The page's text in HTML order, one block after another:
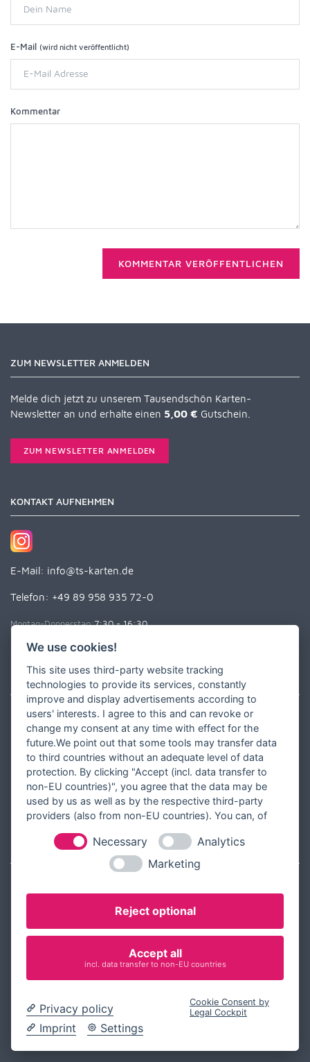
E-Mail (wird nicht veröffentlicht)
Kommentar
KOMMENTAR VERÖFFENTLICHEN
ZUM NEWSLETTER ANMELDEN
Melde dich jetzt zu unserem Tausendschön Karten-
Newsletter an und erhalte einen 5,00 € Gutschein.
ZUM NEWSLETTER ANMELDEN
KONTAKT AUFNEHMEN
E-Mail: info@ts-karten.de
Telefon: +49 89 958 935 72-0
Montag-Donnerstag:7:30 - 16:30
UNSER SORTIMENT
Hochzeit & Events
Einladungskarten
Dankeskarten
Weihnachtskarten
Deko und Geschenke
INFORMATIONEN
Versandinformationen
Designer werden
Blog
We use cookies!
This site uses third-party website tracking
technologies to provide its services, constantly
improve and display advertisements according to
users' interests. I agree to this and can revoke or
change my consent at any time with effect for the
future.We point out that some tools may transfer data
to third countries without an adequate level of data
protection. By clicking "Accept (incl. data transfer to
non-EU countries)", you agree that the data may be
used by us as well as by the respective third-party
providers (also from non-EU countries). You can, of
Necessary
Analytics
Marketing
Reject optional
Accept all
incl. data transfer to non-EU countries
Privacy policy
Imprint
Settings
Cookie Consent by
Legal Cockpit